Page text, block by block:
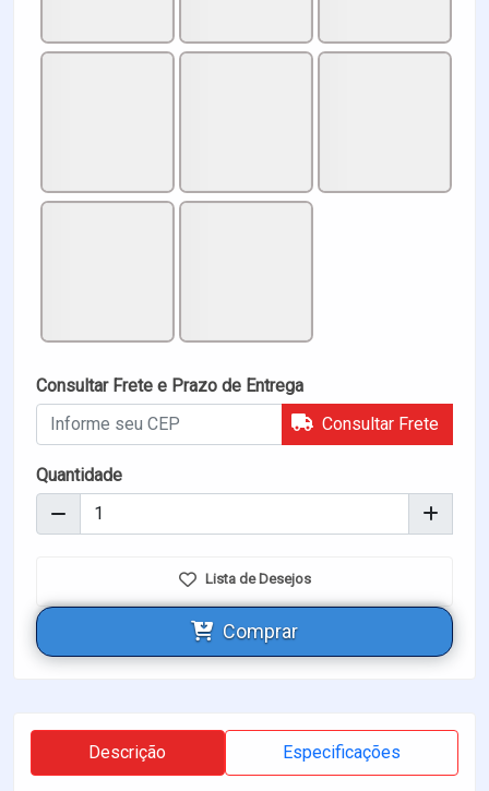
Consultar Frete e Prazo de Entrega
Consultar Frete
Quantidade
Lista de Desejos
Comprar
Descrição Especificações